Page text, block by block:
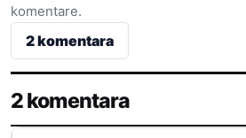
komentare.
2 komentara
2 komentara